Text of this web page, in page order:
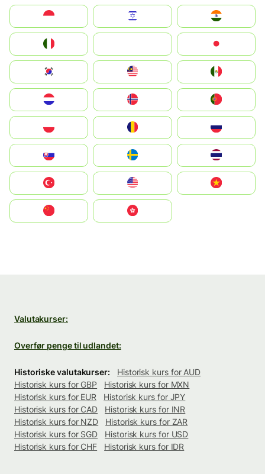
South Korea
United States
中國香港特別行政區
Valutakurser:
Overfør penge til udlandet:
Historiske valutakurser:
Historisk kurs for AUD
Historisk kurs for GBP
Historisk kurs for MXN
Historisk kurs for EUR
Historisk kurs for JPY
Historisk kurs for CAD
Historisk kurs for INR
Historisk kurs for NZD
Historisk kurs for ZAR
Historisk kurs for SGD
Historisk kurs for USD
Historisk kurs for CHF
Historisk kurs for IDR